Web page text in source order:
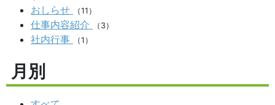
おしらせ
（11）
仕事内容紹介 （3）
社内行事 （1）
月別